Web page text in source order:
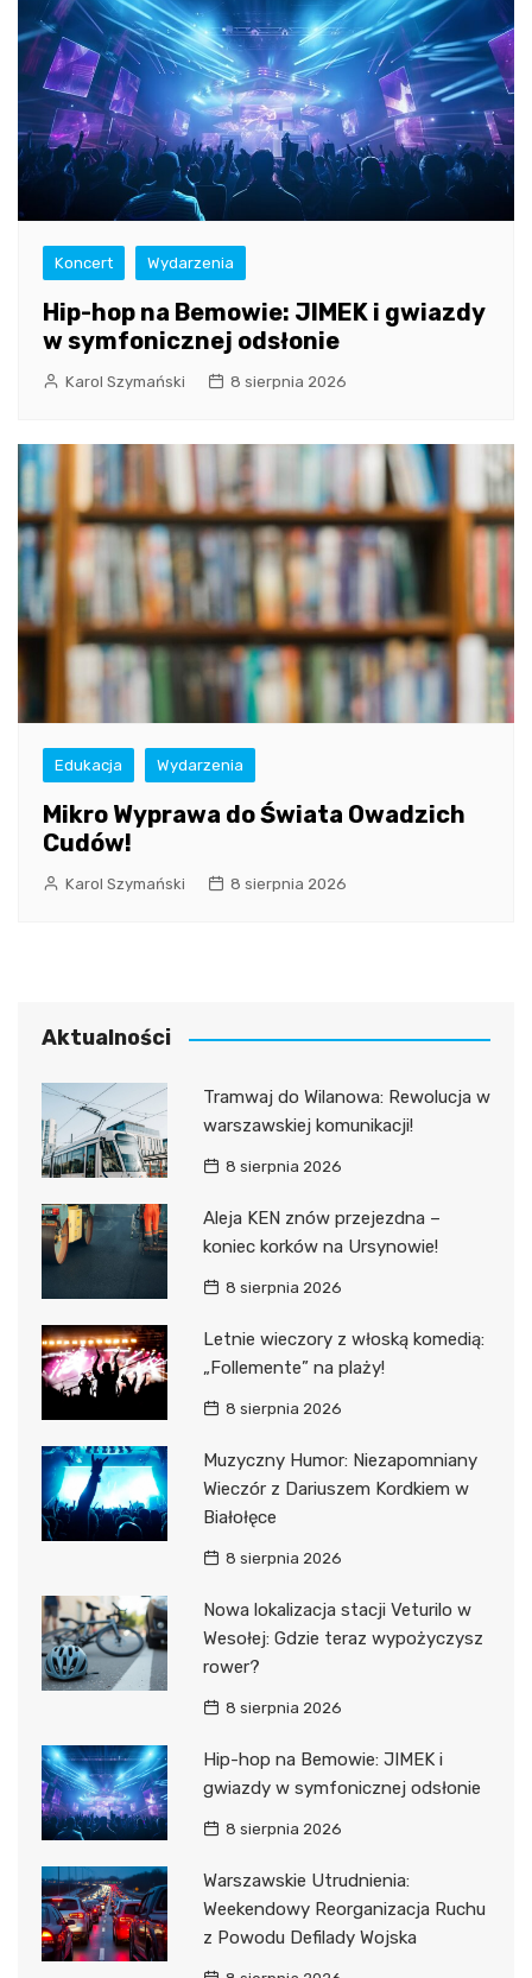
Koncert Wydarzenia
Hip-hop na Bemowie: JIMEK i gwiazdy
w symfonicznej odsłonie
Karol Szymański 8 sierpnia 2026
Edukacja Wydarzenia
Mikro Wyprawa do Świata Owadzich
Cudów!
Karol Szymański 8 sierpnia 2026
Aktualności
Tramwaj do Wilanowa: Rewolucja w
warszawskiej komunikacji!
8 sierpnia 2026
Aleja KEN znów przejezdna –
koniec korków na Ursynowie!
8 sierpnia 2026
Letnie wieczory z włoską komedią:
„Follemente” na plaży!
8 sierpnia 2026
Muzyczny Humor: Niezapomniany
Wieczór z Dariuszem Kordkiem w
Białołęce
8 sierpnia 2026
Nowa lokalizacja stacji Veturilo w
Wesołej: Gdzie teraz wypożyczysz
rower?
8 sierpnia 2026
Hip-hop na Bemowie: JIMEK i
gwiazdy w symfonicznej odsłonie
8 sierpnia 2026
Warszawskie Utrudnienia:
Weekendowy Reorganizacja Ruchu
z Powodu Defilady Wojska